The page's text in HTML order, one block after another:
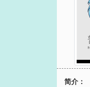
简介：